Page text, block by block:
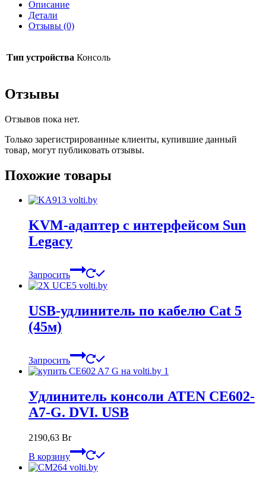
Описание
Детали
Отзывы (0)
Тип устройства Консоль
Отзывы
Отзывов пока нет.
Только зарегистрированные клиенты, купившие данный
товар, могут публиковать отзывы.
Похожие товары
KVM-адаптер с интерфейсом Sun
Legacy
Запросить
USB-удлинитель по кабелю Cat 5
(45м)
Запросить
Удлинитель консоли ATEN CE602-
A7-G. DVI. USB
2190,63 Br
В корзину